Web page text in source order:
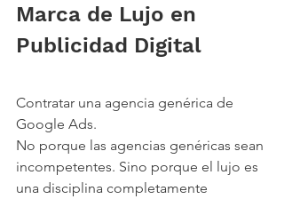
Marca de Lujo en
Publicidad Digital
Contratar una agencia genérica de
Google Ads.
No porque las agencias genéricas sean
incompetentes. Sino porque el lujo es
una disciplina completamente